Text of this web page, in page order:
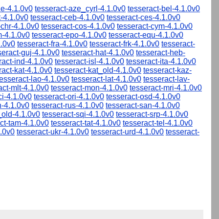
4.1.0v0 tesseract-aze_cyrl-4.1.0v0 tesseract-bel-4.1.0v0
4.1.0v0 tesseract-ceb-4.1.0v0 tesseract-ces-4.1.0v0
4.1.0v0 tesseract-cos-4.1.0v0 tesseract-cym-4.1.0v0
4.1.0v0 tesseract-epo-4.1.0v0 tesseract-equ-4.1.0v0
tesseract-fra-4.1.0v0 tesseract-frk-4.1.0v0 tesseract-
guj-4.1.0v0 tesseract-hat-4.1.0v0 tesseract-heb-
ind-4.1.0v0 tesseract-isl-4.1.0v0 tesseract-ita-4.1.0v0
kat-4.1.0v0 tesseract-kat_old-4.1.0v0 tesseract-kaz-
lao-4.1.0v0 tesseract-lat-4.1.0v0 tesseract-lav-
mlt-4.1.0v0 tesseract-mon-4.1.0v0 tesseract-mri-4.1.0v0
4.1.0v0 tesseract-ori-4.1.0v0 tesseract-osd-4.1.0v0
4.1.0v0 tesseract-rus-4.1.0v0 tesseract-san-4.1.0v0
4.1.0v0 tesseract-sqi-4.1.0v0 tesseract-srp-4.1.0v0
tam-4.1.0v0 tesseract-tat-4.1.0v0 tesseract-tel-4.1.0v0
tesseract-ukr-4.1.0v0 tesseract-urd-4.1.0v0 tesseract-